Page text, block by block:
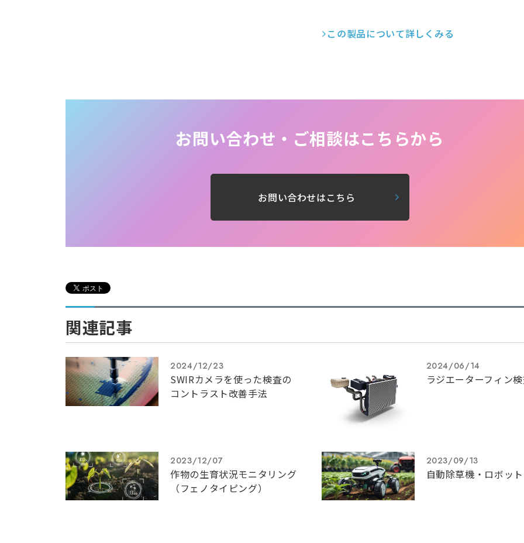
この製品について詳しくみる
お問い合わせ・ご相談はこちらから
お問い合わせはこちら
関連記事
2024/12/23
SWIRカメラを使った検査の
コントラスト改善手法
2024/06/14
ラジエーターフィン
2023/12/07
作物の生育状況モニタリング
（フェノタイピング）
2023/09/13
自動除草機・ロボット